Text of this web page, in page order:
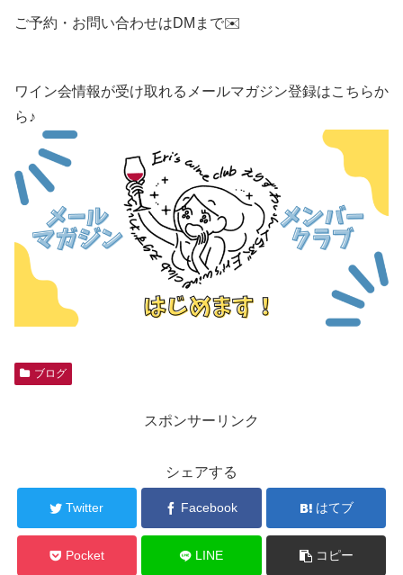
ご予約・お問い合わせはDMまで✉️
ワイン会情報が受け取れるメールマガジン登録はこちらか
ら♪
ブログ
スポンサーリンク
シェアする
Twitter Facebook はてブ
Pocket LINE コピー